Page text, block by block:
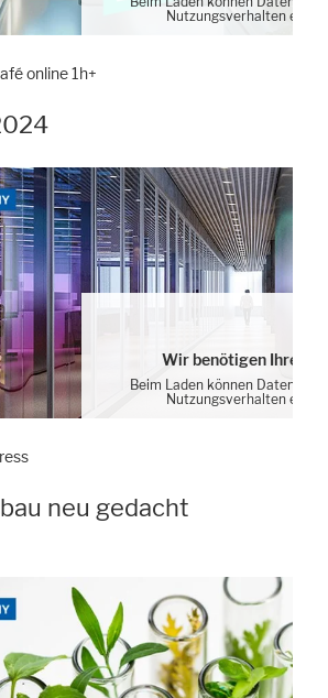
Nutzungsverhalten
online 1h+
Wir benötigen Ihre
Beim Laden können Daten von
Nutzungsverhalten
neu gedacht